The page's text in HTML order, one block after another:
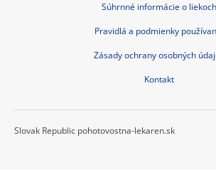
Súhrnné informácie o liekoch
Pravidlá a podmienky
Zásady ochrany osobných
Kontakt
Slovak Republic pohotovostna-lekaren.sk